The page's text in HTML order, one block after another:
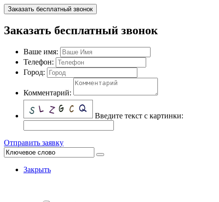
Заказать бесплатный звонок
Заказать бесплатный звонок
Ваше имя:
Телефон:
Город:
Комментарий:
Введите текст с картинки:
Отправить заявку
Закрыть